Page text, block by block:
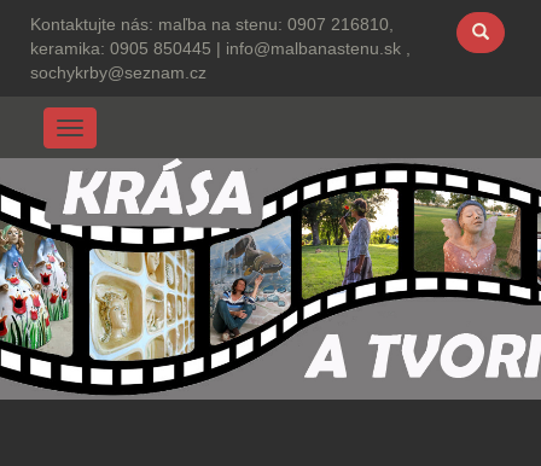
Kontaktujte nás: maľba na stenu: 0907 216810,
keramika: 0905 850445 | info@malbanastenu.sk ,
sochykrby@seznam.cz
Menu